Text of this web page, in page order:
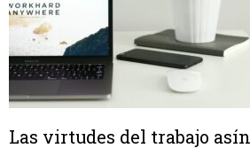
Las virtudes del trabajo